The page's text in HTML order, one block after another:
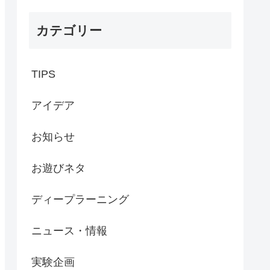
カテゴリー
TIPS
アイデア
お知らせ
お遊びネタ
ディープラーニング
ニュース・情報
実験企画